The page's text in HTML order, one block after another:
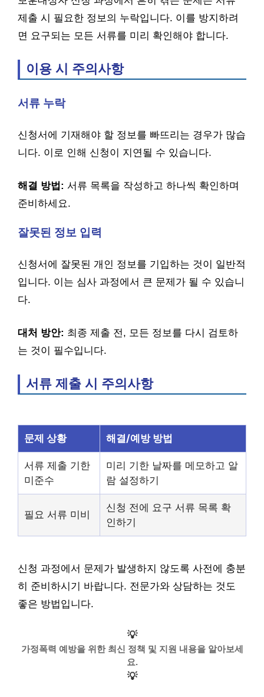
제출 시 필요한 정보의 누락입니다. 이를 방지하려
면 요구되는 모든 서류를 미리 확인해야 합니다.
이용 시 주의사항
서류 누락
신청서에 기재해야 할 정보를 빠뜨리는 경우가 많습
니다. 이로 인해 신청이 지연될 수 있습니다.
해결 방법: 서류 목록을 작성하고 하나씩 확인하며
준비하세요.
잘못된 정보 입력
신청서에 잘못된 개인 정보를 기입하는 것이 일반적
입니다. 이는 심사 과정에서 큰 문제가 될 수 있습니
다.
대처 방안: 최종 제출 전, 모든 정보를 다시 검토하
는 것이 필수입니다.
서류 제출 시 주의사항
문제 상황 해결/예방 방법
서류 제출 기한
미준수
미리 기한 날짜를 메모하고 알
람 설정하기
필요 서류 미비
신청 전에 요구 서류 목록 확
인하기
신청 과정에서 문제가 발생하지 않도록 사전에 충분
히 준비하시기 바랍니다. 전문가와 상담하는 것도
좋은 방법입니다.
💡
가정폭력 예방을 위한 최신 정책 및 지원 내용을 알아보세
요.
💡